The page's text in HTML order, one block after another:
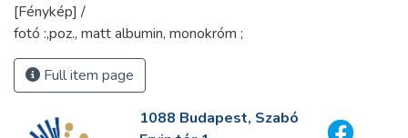
[Fénykép] /
fotó :,poz., matt albumin, monokróm ;
Full item page
1088 Budapest, Szabó